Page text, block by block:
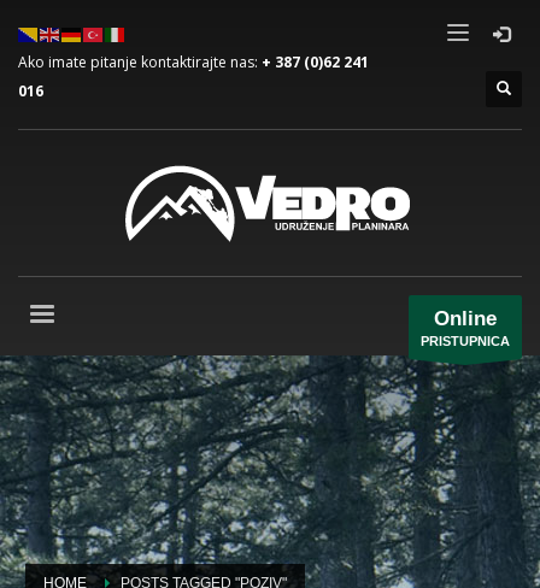
Ako imate pitanje kontaktirajte nas: + 387 (0)62 241
016
Online
PRISTUPNICA
HOME POSTS TAGGED "POZIV"